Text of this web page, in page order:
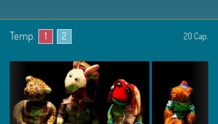
Temp. 1 2 20 Cap.